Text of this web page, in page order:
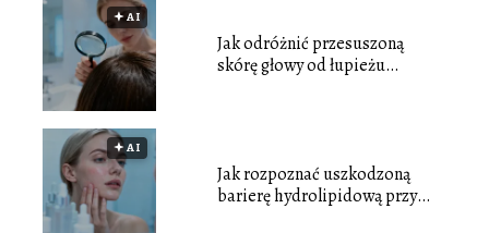
🟅 AI
Jak odróżnić przesuszoną
skórę głowy od łupieżu
🟅 AI
Jak rozpoznać uszkodzoną
barierę hydrolipidową przy